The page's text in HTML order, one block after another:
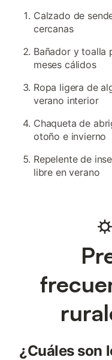
Calzado de
cercanas
Bañador y toalla
meses cálidos
Ropa ligera de
verano interior
Chaqueta de
otoño e invierno
Repelente de
libre en verano
¿Cuáles son